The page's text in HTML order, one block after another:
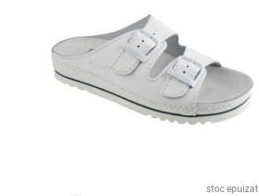
stoc epuizat